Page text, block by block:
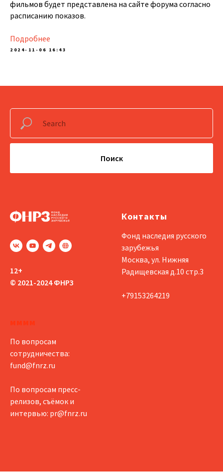
фильмов будет представлена на сайте форума согласно
расписанию показов.
Подробнее
2024-11-06 16:43
Поиск
12+
© 2021-2024 ФНРЗ
Контакты
Фонд наследия русского
зарубежья
Москва, ул. Нижняя
Радищевская д.10 стр.3
+79153264219
мммм
По вопросам
сотрудничества:
fund@fnrz.ru
По вопросам пресс-
релизов, съёмок и
интервью: pr@fnrz.ru